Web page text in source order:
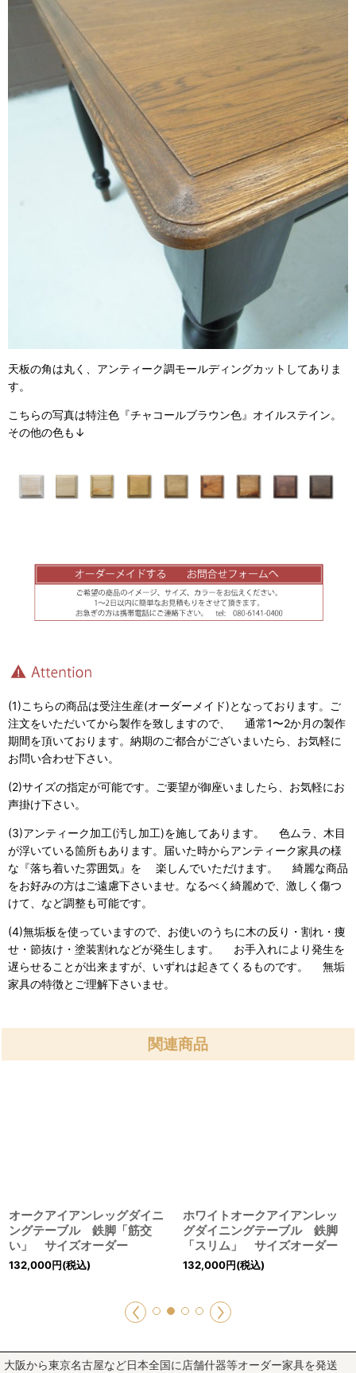
天板の角は丸く、アンティーク調モールディングカットしてありま
す。
こちらの写真は特注色『チャコールブラウン色』オイルステイン。
その他の色も↓
(1)こちらの商品は受注生産(オーダーメイド)となっております。ご
注文をいただいてから製作を致しますので、 通常1〜2か月の製作
期間を頂いております。納期のご都合がございまいたら、お気軽に
お問い合わせ下さい。
(2)サイズの指定が可能です。ご要望が御座いましたら、お気軽にお
声掛け下さい。
(3)アンティーク加工(汚し加工)を施してあります。 色ムラ、木目
が浮いている箇所もあります。届いた時からアンティーク家具の様
な『落ち着いた雰囲気』を 楽しんでいただけます。 綺麗な商品
をお好みの方はご遠慮下さいませ。なるべく綺麗めで、激しく傷つ
けて、など調整も可能です。
(4)無垢板を使っていますので、お使いのうちに木の反り・割れ・痩
せ・節抜け・塗装割れなどが発生します。 お手入れにより発生を
遅らせることが出来ますが、いずれは起きてくるものです。 無垢
家具の特徴とご理解下さいませ。
関連商品
オークアイアンレッグダイニ
ングテーブル 鉄脚「筋交
い」 サイズオーダー
132,000円(税込)
ホワイトオークアイアンレッ
グダイニングテーブル 鉄脚
「スリム」 サイズオーダー
132,000円(税込)
大阪から東京名古屋など日本全国に店舗什器等オーダー家具を発送